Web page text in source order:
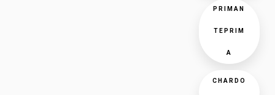
PRIMAN
TEPRIM
A
CHARDO